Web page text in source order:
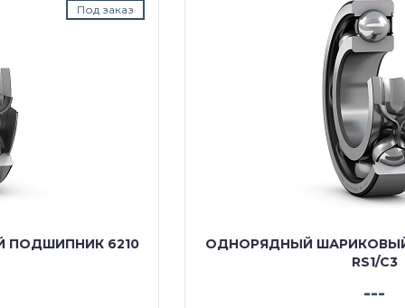
Под заказ
ОДНОРЯДНЫЙ ШАРИКОВЫЙ ПОДШИПНИК 6210